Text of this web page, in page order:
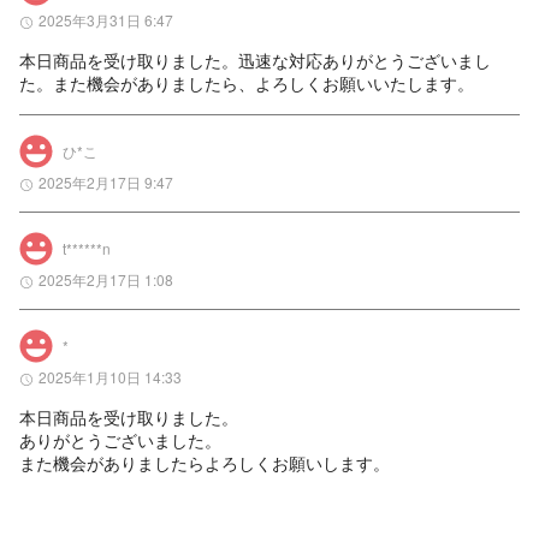
2025年3月31日 6:47
本日商品を受け取りました。迅速な対応ありがとうございまし
た。また機会がありましたら、よろしくお願いいたします。
ひ*こ
2025年2月17日 9:47
t******n
2025年2月17日 1:08
*
2025年1月10日 14:33
本日商品を受け取りました。
ありがとうございました。
また機会がありましたらよろしくお願いします。